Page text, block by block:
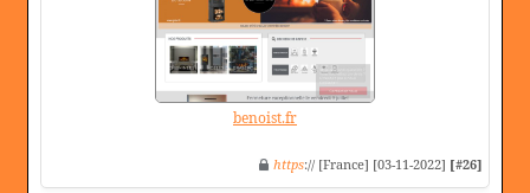
benoist.fr
https:// [France] [03-11-2022] [#26]